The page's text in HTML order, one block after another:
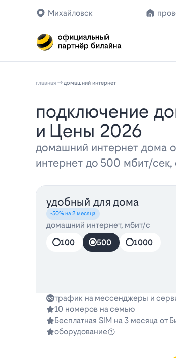
Михайловск
главная домашний интернет
Подключение домашнего интернета Билайн в Михайловске: Тарифы
и Цены 2026
домашний интернет дома
интернет до 500 мбит/
удобный для дома
-50% на 2 месяца
домашний интернет, мбит/с
100
500 1000
трафик на мессенджеры и
10 номеров на семью
Бесплатная SIM на 3 месяца от
оборудование